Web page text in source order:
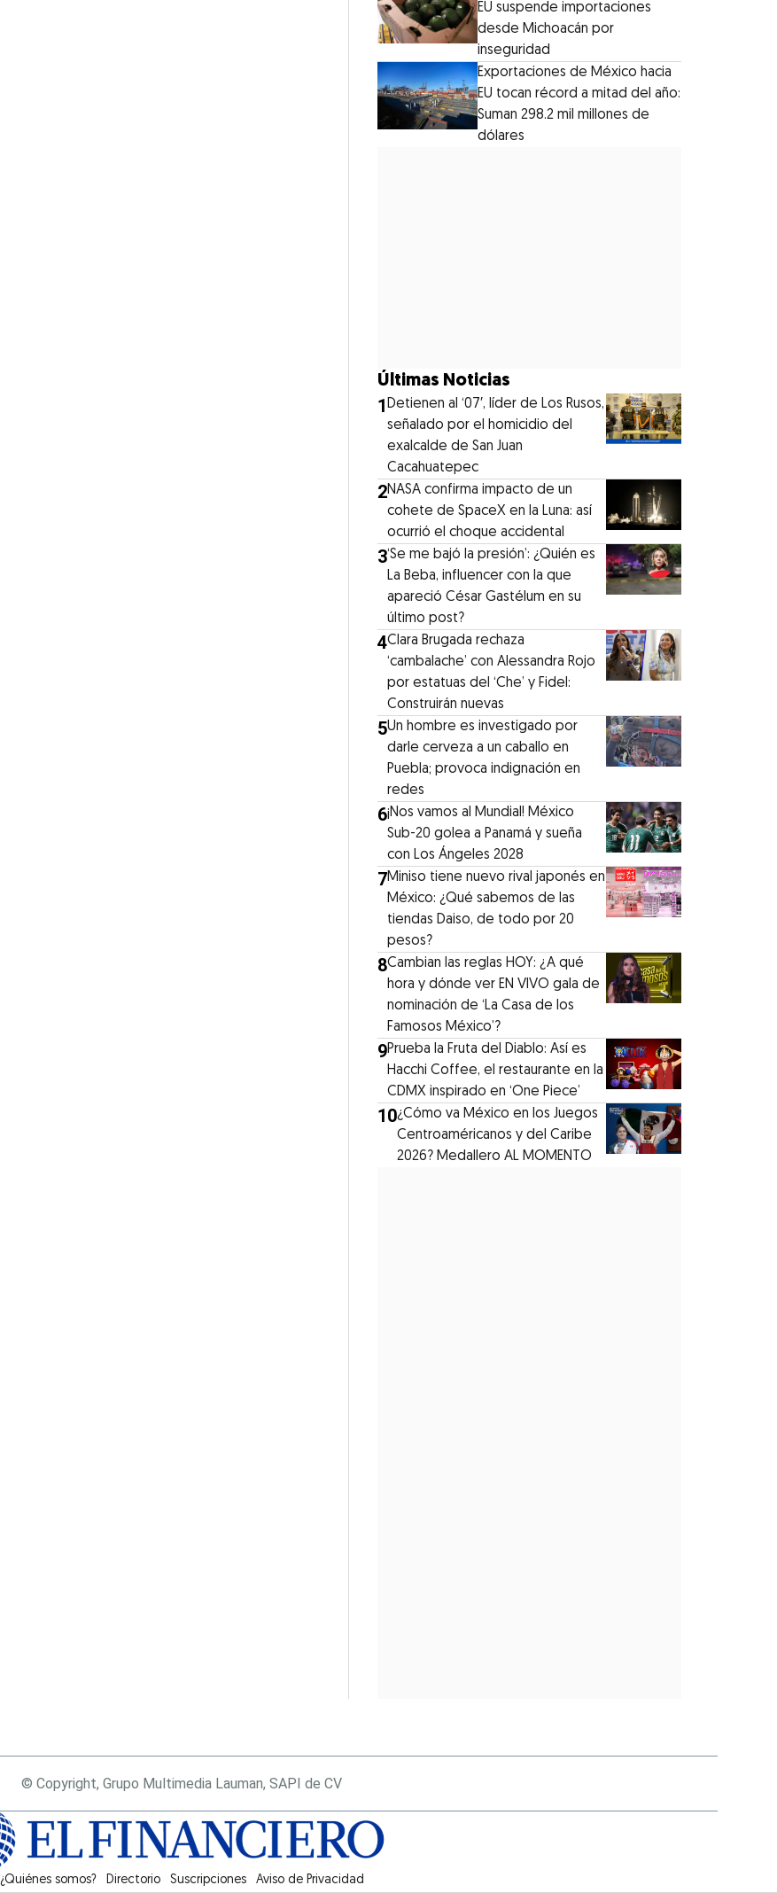
EU suspende importaciones
desde Michoacán por
inseguridad
Exportaciones de México hacia
EU tocan récord a mitad del año:
Suman 298.2 mil millones de
dólares
Últimas Noticias
1Detienen al ‘07′, líder de Los Rusos,
señalado por el homicidio del
exalcalde de San Juan
Cacahuatepec
2NASA confirma impacto de un
cohete de SpaceX en la Luna: así
ocurrió el choque accidental
3‘Se me bajó la presión’: ¿Quién es
La Beba, influencer con la que
apareció César Gastélum en su
último post?
4Clara Brugada rechaza
‘cambalache’ con Alessandra Rojo
por estatuas del ‘Che’ y Fidel:
Construirán nuevas
5Un hombre es investigado por
darle cerveza a un caballo en
Puebla; provoca indignación en
redes
6¡Nos vamos al Mundial! México
Sub-20 golea a Panamá y sueña
con Los Ángeles 2028
7Miniso tiene nuevo rival japonés en
México: ¿Qué sabemos de las
tiendas Daiso, de todo por 20
pesos?
8Cambian las reglas HOY: ¿A qué
hora y dónde ver EN VIVO gala de
nominación de ‘La Casa de los
Famosos México’?
9Prueba la Fruta del Diablo: Así es
Hacchi Coffee, el restaurante en la
CDMX inspirado en ‘One Piece’
10¿Cómo va México en los Juegos
Centroaméricanos y del Caribe
2026? Medallero AL MOMENTO
© Copyright, Grupo Multimedia Lauman, SAPI de CV
¿Quiénes somos? Directorio SuscripcionesOpens in new window
Aviso de Privacidad